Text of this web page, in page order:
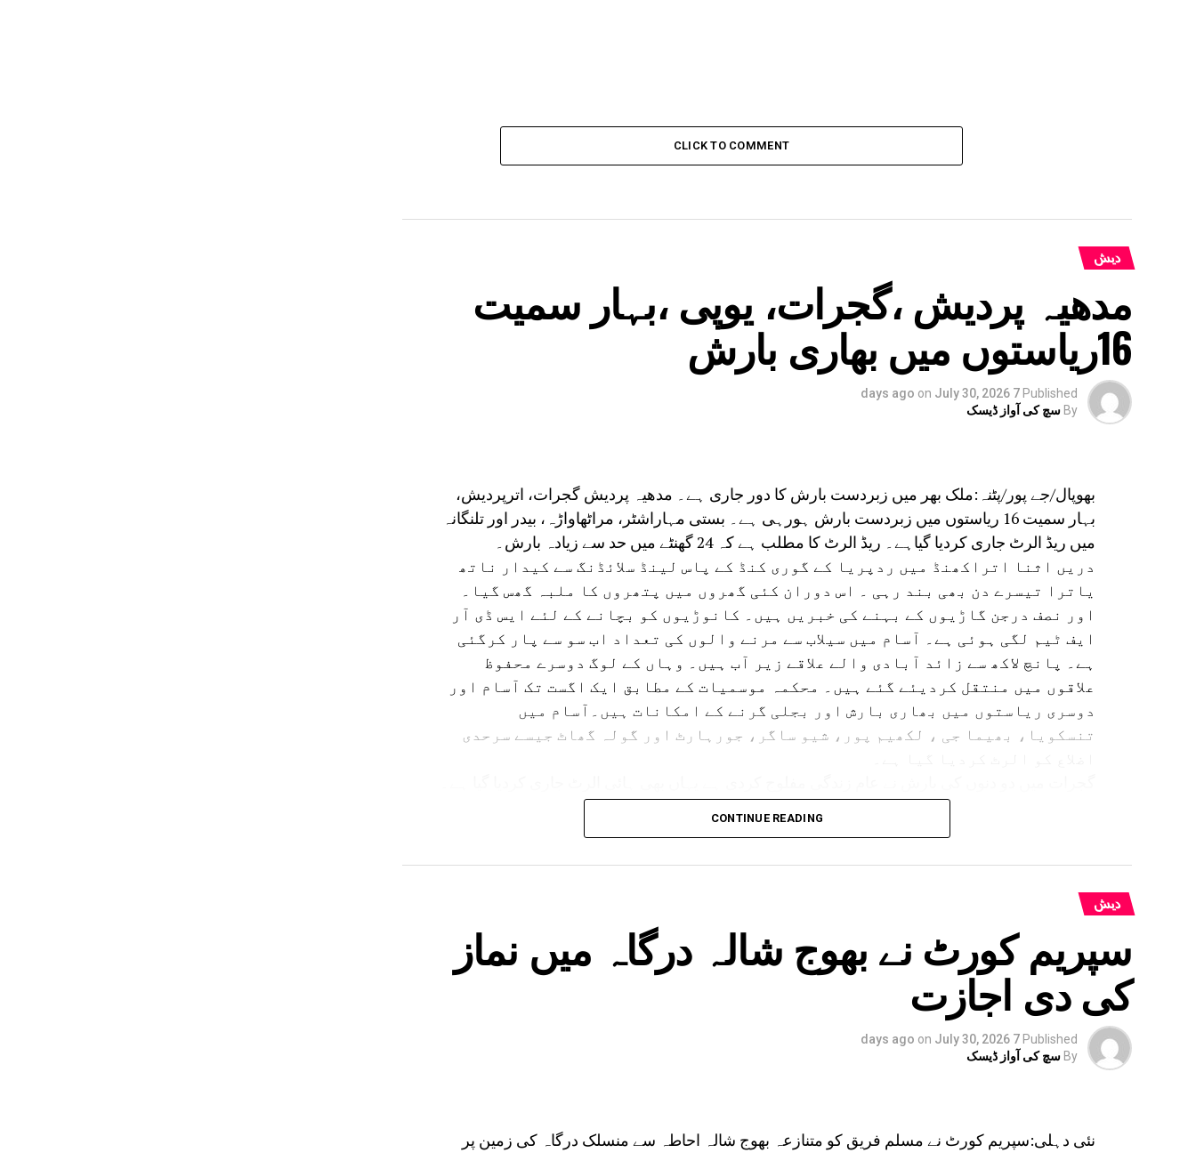
CLICK TO COMMENT
دیش
مدھیہ پردیش ،گجرات، یوپی ،بہار سمیت
16ریاستوں میں بھاری بارش
Published
7 days ago
on July 30, 2026
By سچ کی آواز ڈیسک
بھوپال/جے پور/پٹنہ:ملک بھر میں زبردست بارش کا دور جاری ہے۔ مدھیہ پردیش گجرات، اترپردیش،
بہار سمیت 16 ریاستوں میں زبردست بارش ہورہی ہے۔ بستی مہاراشٹر، مراٹھاواڑہ، بیدر اور تلنگانہ
میں ریڈ الرٹ جاری کردیا گیاہے۔ ریڈ الرٹ کا مطلب ہے کہ 24 گھنٹے میں حد سے زیادہ بارش۔
دریں اثنا اتراکھنڈ میں ردپریا کے گوری کنڈ کے پاس لینڈ سلائڈنگ سے کیدار ناتھ
یاترا تیسرے دن بھی بند رہی ۔ اس دوران کئی گھروں میں پتھروں کا ملبہ گھس گیا۔
اور نصف درجن گاڑیوں کے بہنے کی خبریں ہیں۔ کانوڑیوں کو بچانے کے لئے ایس ڈی آر
ایف ٹیم لگی ہوئی ہے۔ آسام میں سیلاب سے مرنے والوں کی تعداد اب سو سے پار کرگئی
ہے۔ پانچ لاکھ سے زائد آبادی والے علاقے زیر آب ہیں۔ وہاں کے لوگ دوسرے محفوظ
علاقوں میں منتقل کردیئے گئے ہیں۔ محکمہ موسمیات کے مطابق ایک اگست تک آسام اور
دوسری ریاستوں میں بھاری بارش اور بجلی گرنے کے امکانات ہیں۔آسام میں
تنسکویا، بھیما جی ، لکھیم پور، شیو ساگر، جورہارٹ اور گولہ گھاٹ جیسے سرحدی
مدھیہ پردیش میں بھی بارش کا الرٹ جاری کیا گیا ہے۔ وہاں کے 17 اضلع متاثر ہیں۔ یوپی ،
بہار کے کئی اضلاع میں بھی انتظامیہ الرٹ ہے۔
CONTINUE READING
دیش
سپریم کورٹ نے بھوج شالہ درگاہ میں نماز
کی دی اجازت
Published
7 days ago
on July 30, 2026
By سچ کی آواز ڈیسک
نئی دہلی:سپریم کورٹ نے مسلم فریق کو متنازعہ بھوج شالہ احاطہ سے منسلک درگاہ کی زمین پر